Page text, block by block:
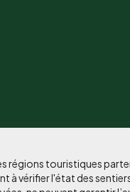
touristiques
vérifier l'état des